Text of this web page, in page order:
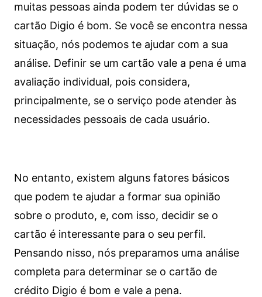
muitas pessoas ainda podem ter dúvidas se o
cartão Digio é bom. Se você se encontra nessa
situação, nós podemos te ajudar com a sua
análise. Definir se um cartão vale a pena é uma
avaliação individual, pois considera,
principalmente, se o serviço pode atender às
necessidades pessoais de cada usuário.
No entanto, existem alguns fatores básicos
que podem te ajudar a formar sua opinião
sobre o produto, e, com isso, decidir se o
cartão é interessante para o seu perfil.
Pensando nisso, nós preparamos uma análise
completa para determinar se o cartão de
crédito Digio é bom e vale a pena.